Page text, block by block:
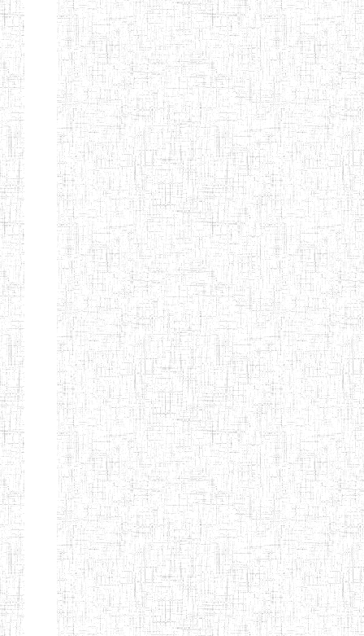
Afficher Page 4 sur 13 Total: 307
Début Préc. 1 2 3 4 5
6
Suivant
Fin
BILINGUE LES
BOSONS
ENIEG BILINGUE
LE NORMALIEN
CITOYEN
01/08/2014 ENIEG
ENIEG BILINGUE
CLAIRE
FONTAINE
03/10/2012 ENIEG
Etablissements
d'enseignement
secondaire
technique
et
professionnel